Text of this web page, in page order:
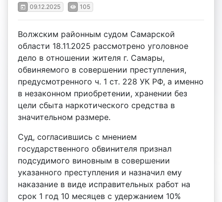
09.12.2025 105
Волжским районным судом Самарской
области 18.11.2025 рассмотрено уголовное
дело в отношении жителя г. Самары,
обвиняемого в совершении преступления,
предусмотренного ч. 1 ст. 228 УК РФ, а именно
в незаконном приобретении, хранении без
цели сбыта наркотического средства в
значительном размере.
Суд, согласившись с мнением
государственного обвинителя признал
подсудимого виновным в совершении
указанного преступления и назначил ему
наказание в виде исправительных работ на
срок 1 год 10 месяцев с удержанием 10%